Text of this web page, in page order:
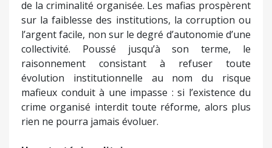
de la criminalité organisée. Les mafias prospèrent
sur la faiblesse des institutions, la corruption ou
l’argent facile, non sur le degré d’autonomie d’une
collectivité. Poussé jusqu’à son terme, le
raisonnement consistant à refuser toute
évolution institutionnelle au nom du risque
mafieux conduit à une impasse : si l’existence du
crime organisé interdit toute réforme, alors plus
rien ne pourra jamais évoluer.